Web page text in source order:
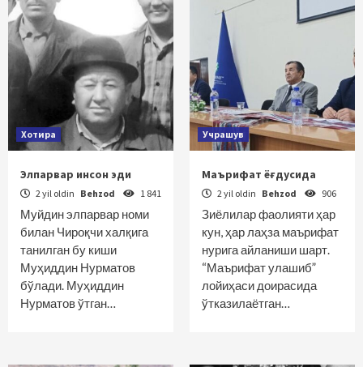
Хотира
Элпарвар инсон эди
2 yil oldin Behzod 1 841
Муйдин элпарвар номи
билан Чироқчи халқига
танилган бу киши
Муҳиддин Нурматов
бўлади. Муҳиддин
Нурматов ўтган…
Учрашув
Маърифат ёғдусида
2 yil oldin Behzod 906
Зиёлилар фаолияти ҳар
кун, ҳар лаҳза маърифат
нурига айланиши шарт.
“Маърифат улашиб”
лойиҳаси доирасида
ўтказилаётган…